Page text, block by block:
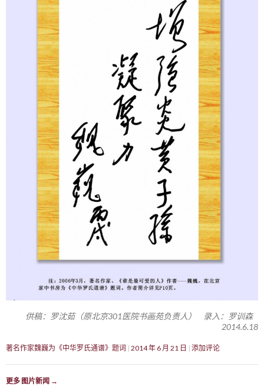
供稿：罗沈茹（原北京301医院书画苑负责人） 录入：罗训森
2014.6.18
著名作家魏巍为《中华罗氏通谱》题词 2014 年 6 月 21 日 添加评论
更多 图片新闻 →